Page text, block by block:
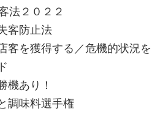
法２０２２
客防止法
客を獲得する／危機的状況を
機あり！
調味料選手権